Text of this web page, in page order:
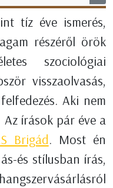
tíz éve ismerés,
részéről örök
szociológiai
visszaolvasás,
Aki nem
Az írások pár éve a
Brigád. Most én
és stílusban írás,